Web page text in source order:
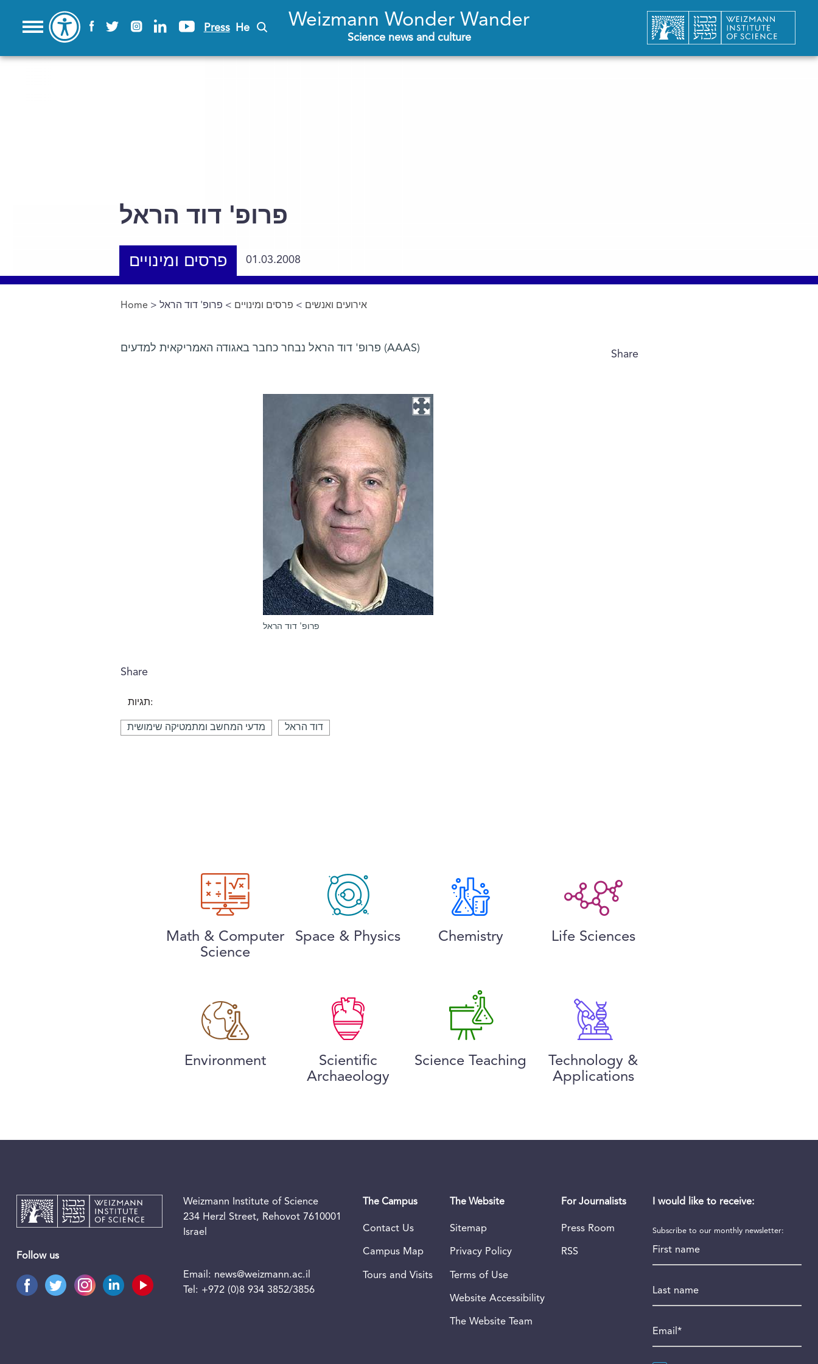
Press He Weizmann Wonder Wander
Science news and culture
פרופ' דוד הראל
פרסים ומינויים 01.03.2008
You are here
Home > אירועים ואנשים > פרסים ומינויים > פרופ' דוד הראל
Share
פרופ' דוד הראל נבחר כחבר באגודה האמריקאית למדעים (AAAS)
פרופ' דוד הראל
Share
תגיות:
מדעי המחשב ומתמטיקה שימושית דוד הראל
Math & Computer
Science
Space & Physics Chemistry Life Sciences
Environment
Scientific
Archaeology
Science Teaching
Technology &
Applications
Follow us
Weizmann Institute of Science
234 Herzl Street, Rehovot 7610001
Israel
Email: news@weizmann.ac.il
Tel: +972 (0)8 934 3852/3856
The Campus
Contact Us
Campus Map
Tours and Visits
The Website
Sitemap
Privacy Policy
Terms of Use
Website Accessibility
The Website Team
For Journalists
Press Room
RSS
I would like to receive:
Subscribe to our monthly newsletter: